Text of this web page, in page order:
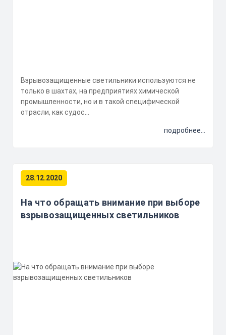
Взрывозащищенные светильники используются не
только в шахтах, на предприятиях химической
промышленности, но и в такой специфической
отрасли, как судос...
подробнее...
28.12.2020
На что обращать внимание при выборе
взрывозащищенных светильников